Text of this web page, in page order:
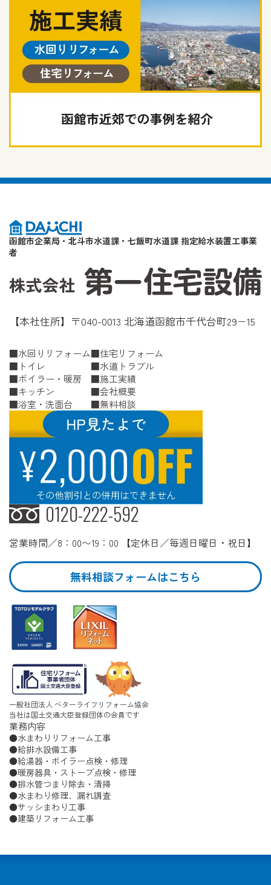
函館市企業局・北斗市水道課・七飯町水道課 指定給水装置工事業
者
【本社住所】〒040-0013 北海道函館市千代台町29−15
水回りリフォーム
トイレ
ボイラー・暖房
キッチン
浴室・洗面台
住宅リフォーム
水道トラブル
施工実績
会社概要
無料相談
0120-222-592
営業時間／8：00〜19：00 【定休日／毎週日曜日・祝日】
無料相談フォームはこちら
一般社団法人 ベターライフリフォーム協会
当社は国土交通大臣登録団体の会員です
業務内容
水まわりリフォーム工事
給排水設備工事
給湯器・ボイラー点検・修理
暖房器具・ストーブ点検・修理
排水管つまり除去・清掃
水まわり修理、漏れ調査
サッシまわり工事
建築リフォーム工事